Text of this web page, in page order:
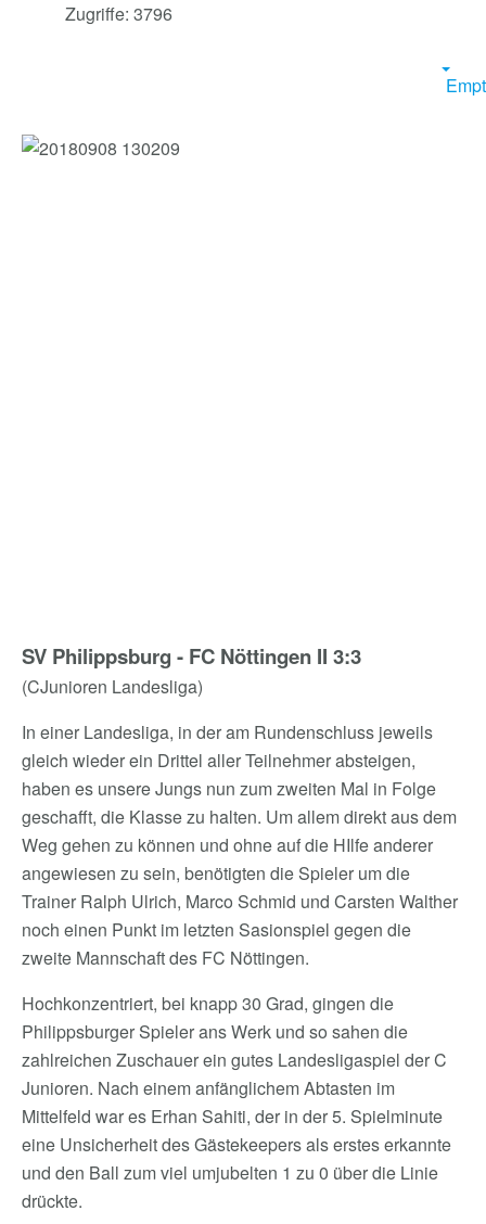
Zugriffe: 3796
SV Philippsburg - FC Nöttingen II 3:3
(CJunioren Landesliga)
In einer Landesliga, in der am Rundenschluss jeweils
gleich wieder ein Drittel aller Teilnehmer absteigen,
haben es unsere Jungs nun zum zweiten Mal in Folge
geschafft, die Klasse zu halten. Um allem direkt aus dem
Weg gehen zu können und ohne auf die HIlfe anderer
angewiesen zu sein, benötigten die Spieler um die
Trainer Ralph Ulrich, Marco Schmid und Carsten Walther
noch einen Punkt im letzten Sasionspiel gegen die
zweite Mannschaft des FC Nöttingen.
Hochkonzentriert, bei knapp 30 Grad, gingen die
Philippsburger Spieler ans Werk und so sahen die
zahlreichen Zuschauer ein gutes Landesligaspiel der C
Junioren. Nach einem anfänglichem Abtasten im
Mittelfeld war es Erhan Sahiti, der in der 5. Spielminute
eine Unsicherheit des Gästekeepers als erstes erkannte
und den Ball zum viel umjubelten 1 zu 0 über die Linie
drückte.